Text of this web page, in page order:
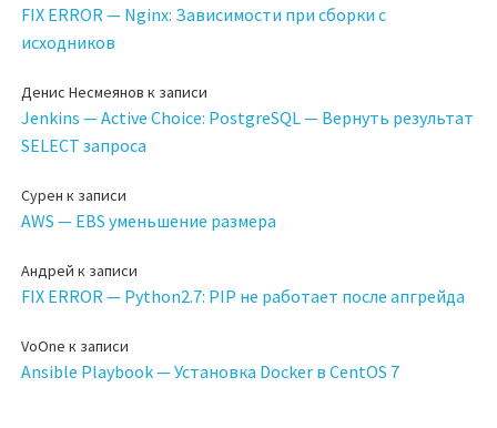
FIX ERROR — Nginx: Зависимости при сборки с
исходников
Денис Несмеянов к записи
Jenkins — Active Choice: PostgreSQL — Вернуть результат
SELECT запроса
Сурен к записи
AWS — EBS уменьшение размера
Андрей к записи
FIX ERROR — Python2.7: PIP не работает после апгрейда
VoOne к записи
Ansible Playbook — Установка Docker в CentOS 7